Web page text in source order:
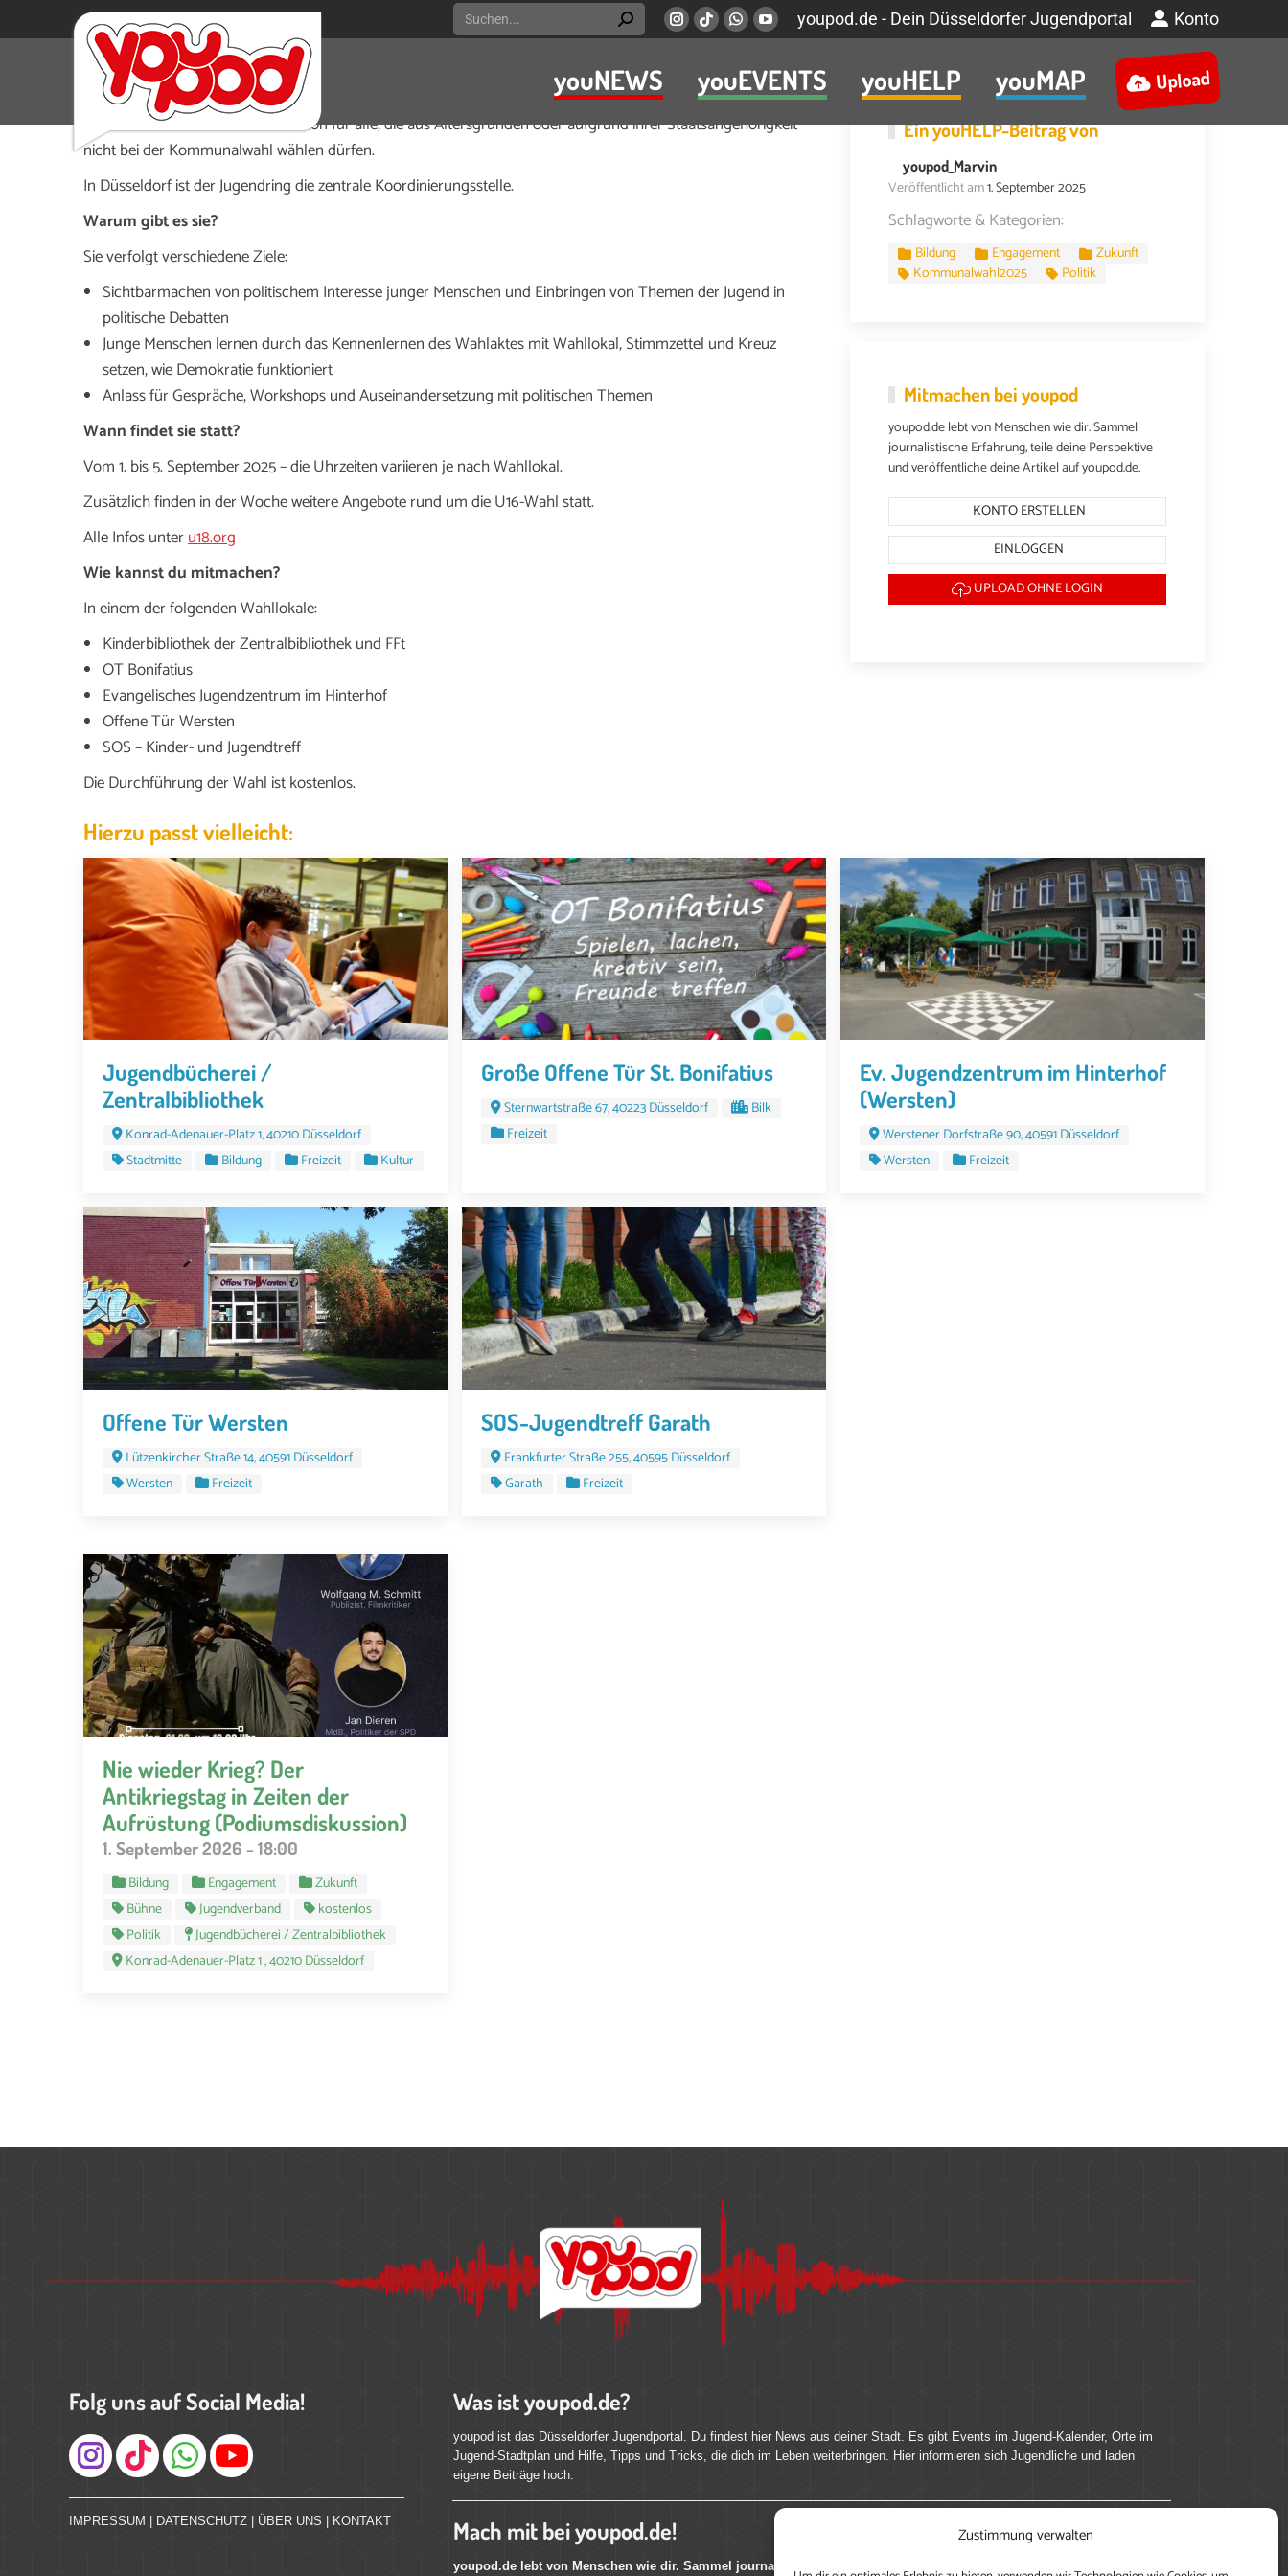
Zustimmung verwalten
Search:
Instagram
opens
new
Viber
opens
in
new
Whatsapp
opens
in
new
YouTube
opens
in
new
youpod.de - Dein Düsseldorfer Jugendportal Konto
youNEWS youEVENTS youHELP youMAP Upload
Was ist das?
Die U16-Wahl ist eine Wahlsimulation für alle, die aus Altersgründen oder aufgrund ihrer Staatsangehörigkeit
nicht bei der Kommunalwahl wählen dürfen.
In Düsseldorf ist der Jugendring die zentrale Koordinierungsstelle.
Warum gibt es sie?
Sie verfolgt verschiedene Ziele:
Sichtbarmachen von politischem Interesse junger Menschen und Einbringen von Themen der Jugend in
politische Debatten
Junge Menschen lernen durch das Kennenlernen des Wahlaktes mit Wahllokal, Stimmzettel und Kreuz
setzen, wie Demokratie funktioniert
Anlass für Gespräche, Workshops und Auseinandersetzung mit politischen Themen
Wann findet sie statt?
Vom 1. bis 5. September 2025 – die Uhrzeiten variieren je nach Wahllokal.
Zusätzlich finden in der Woche weitere Angebote rund um die U16-Wahl statt.
Alle Infos unteru18.org
Wie kannst du mitmachen?
In einem der folgenden Wahllokale:
Kinderbibliothek der Zentralbibliothek und FFt
OT Bonifatius
Evangelisches Jugendzentrum im Hinterhof
Offene Tür Wersten
SOS – Kinder- und Jugendtreff
Die Durchführung der Wahl ist kostenlos.
EinyouHELP-Beitrag von
youpod_Marvin
Veröffentlicht am1. September 2025
Schlagworte & Kategorien:
Bildung Engagement
Zukunft
Kommunalwahl2025
Politik
Mitmachen bei youpod
youpod.de lebt von Menschen wie dir. Sammel
journalistische Erfahrung, teile deine Perspektive
und veröffentliche deine Artikel auf youpod.de.
KONTO ERSTELLEN
EINLOGGEN
UPLOAD OHNE LOGIN
Hierzu passt vielleicht:
Jugendbücherei /
Zentralbibliothek
Konrad-Adenauer-Platz 1, 40210 Düsseldorf
Stadtmitte
Bildung Freizeit Kultur
Große Offene Tür St. Bonifatius
Sternwartstraße 67, 40223 Düsseldorf
Bilk
Freizeit
Ev. Jugendzentrum im Hinterhof
(Wersten)
Werstener Dorfstraße 90, 40591 Düsseldorf
Wersten
Freizeit
Offene Tür Wersten
Lützenkircher Straße 14, 40591 Düsseldorf
Wersten
Freizeit
SOS-Jugendtreff Garath
Frankfurter Straße 255, 40595 Düsseldorf
Garath
Freizeit
Nie wieder Krieg? Der
Antikriegstag in Zeiten der
Aufrüstung (Podiumsdiskussion)
1. September 2026 - 18:00
Bildung Engagement
Zukunft
Bühne
Jugendverband
kostenlos
Politik
Jugendbücherei / Zentralbibliothek
Konrad-Adenauer-Platz 1 , 40210 Düsseldorf
Folg uns auf Social Media!
Instagram
IMPRESSUM | DATENSCHUTZ | ÜBER UNS | KONTAKT
Was ist youpod.de?
youpod ist das Düsseldorfer Jugendportal. Du findest hier News aus deiner Stadt. Es gibt Events im Jugend-Kalender, Orte im
Jugend-Stadtplan und Hilfe, Tipps und Tricks, die dich im Leben weiterbringen. Hier informieren sich Jugendliche und laden
eigene Beiträge hoch.
Mach mit bei youpod.de!
youpod.de lebt von Menschen wie dir. Sammel journalistische Erfahrung, teile deine Perspektive und veröffentliche